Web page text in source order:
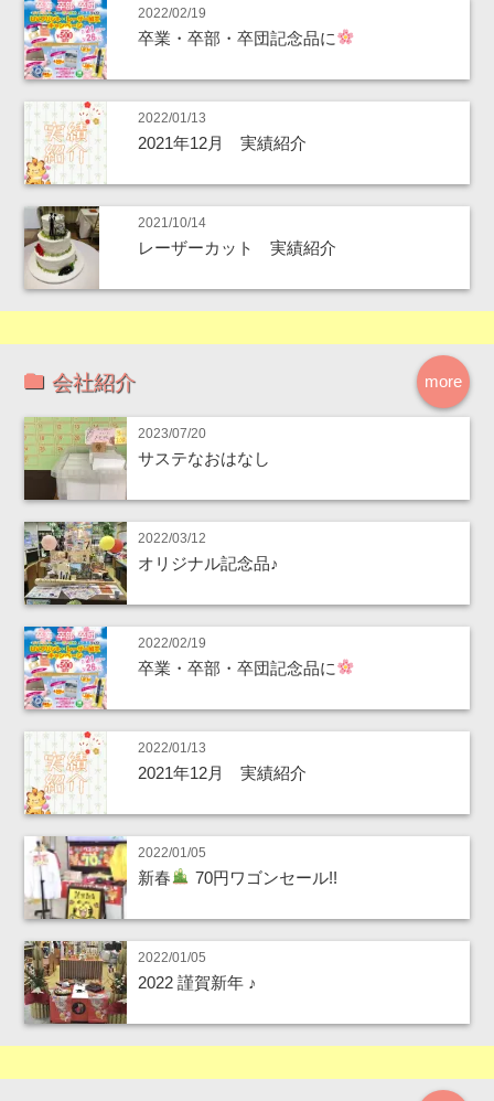
2022/02/19
卒業・卒部・卒団記念品に
2022/01/13
2021年12月 実績紹介
2021/10/14
レーザーカット 実績紹介
more
会社紹介
2023/07/20
サステなおはなし
2022/03/12
オリジナル記念品♪
2022/02/19
卒業・卒部・卒団記念品に
2022/01/13
2021年12月 実績紹介
2022/01/05
新春 70円ワゴンセール!!
2022/01/05
2022 謹賀新年 ♪